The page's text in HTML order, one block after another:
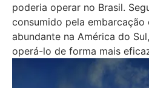
poderia operar no Brasil.
consumido pela embarcação
abundante na América do
operá-lo de forma mais